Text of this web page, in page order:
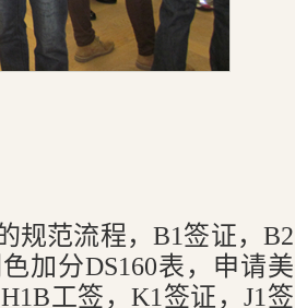
规范流程，B1签证，B2
加分DS160表，申请美
工签，K1签证，J1签